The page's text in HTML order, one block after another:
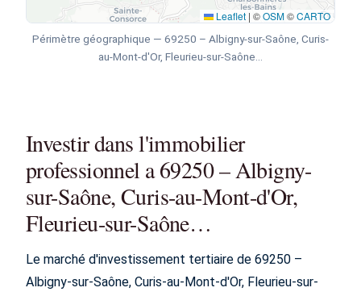
Leaflet | ©OSM©CARTO
Périmètre géographique — 69250 – Albigny-sur-Saône, Curis-
au-Mont-d'Or, Fleurieu-sur-Saône…
Investir dans l'immobilier
professionnel a 69250 – Albigny-
sur-Saône, Curis-au-Mont-d'Or,
Fleurieu-sur-Saône…
Le marché d'investissement tertiaire de 69250 –
Albigny-sur-Saône, Curis-au-Mont-d'Or, Fleurieu-sur-